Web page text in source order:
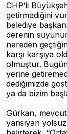
CHP’li
getirmediğini
belediye
derenin
nereden
karşı karşıya
olmuştur.
yerine
dediğimizde
ya da bizim
Gürkan,
yansıyan